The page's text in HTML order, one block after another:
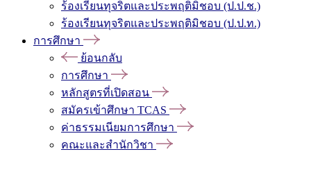
ร้องเรียนทุจริตและประพฤติมิชอบ (ป.ป.ช.)
ร้องเรียนทุจริตและประพฤติมิชอบ (ป.ป.ท.)
การศึกษา
ย้อนกลับ
การศึกษา
หลักสูตรที่เปิดสอน
สมัครเข้าศึกษา TCAS
ค่าธรรมเนียมการศึกษา
คณะและสำนักวิชา